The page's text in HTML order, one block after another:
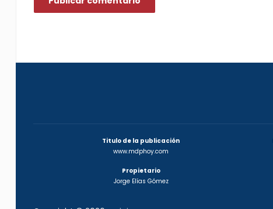
Titulo de la publicación
www.mdphoy.com
Propietario
Jorge Elías Gómez